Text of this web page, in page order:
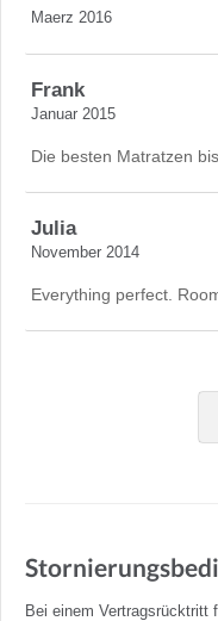
Maerz 2016
Frank
Januar 2015
Die besten Matratzen
Julia
November 2014
Everything perfect.
Bei einem Vertragsrücktritt